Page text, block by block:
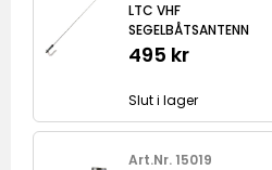
LTC VHF
SEGELBÅTSANTENN
495 kr
Slut i lager
Art.Nr. 15019